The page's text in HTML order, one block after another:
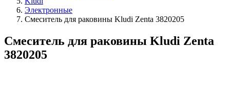
Электронные
Смеситель для раковины Kludi Zenta 3820205
Смеситель для раковины Kludi Zenta
3820205